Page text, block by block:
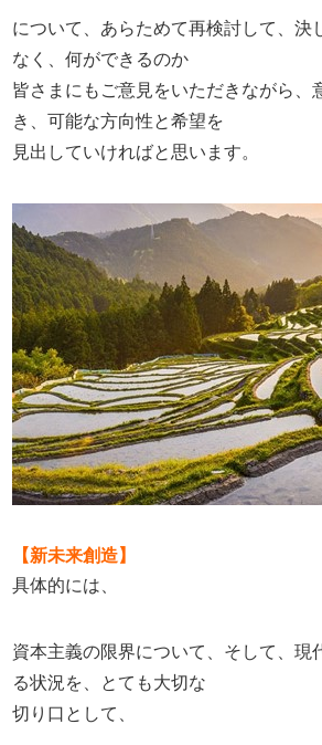
について、あらためて再検討して、決
なく、何ができるのか
皆さまにもご意見をいただきながら、
き、可能な方向性と希望を
見出していければと思います。
【新未来創造】
具体的には、
資本主義の限界について、そして、現
る状況を、とても大切な
切り口として、